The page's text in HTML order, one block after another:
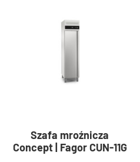
Szafa mroźnicza
Concept | Fagor CUN-11G